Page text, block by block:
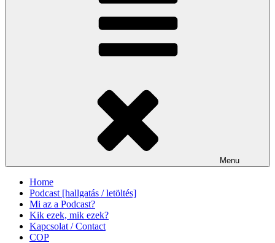
Menu
Home
Podcast [hallgatás / letöltés]
Mi az a Podcast?
Kik ezek, mik ezek?
Kapcsolat / Contact
COP